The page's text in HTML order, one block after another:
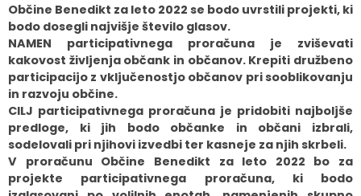
Občine Benedikt za leto 2022 se bodo uvrstili projekti, ki
bodo dosegli najvišje število glasov.
NAMEN participativnega proračuna je zviševati
kakovost življenja občank in občanov. Krepiti družbeno
participacijo z vključenostjo občanov pri sooblikovanju
in razvoju občine.
CILJ participativnega proračuna je pridobiti najboljše
predloge, ki jih bodo občanke in občani izbrali,
sodelovali pri njihovi izvedbi ter kasneje za njih skrbeli.
V proračunu Občine Benedikt za leto 2022 bo za
projekte participativnega proračuna, ki bodo